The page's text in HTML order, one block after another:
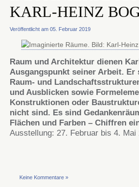
KARL-HEINZ
Veröffentlicht am 05. Februar 2019
Raum und Architektur dienen
Ausgangspunkt seiner Arbeit.
Raum- und
und Ausblicken sowie
Konstruktionen oder
nicht sind. Es sind
Flächen und Farben – Chiffren
Ausstellung: 27. Februar bis 4. Mai
Keine Kommentare »